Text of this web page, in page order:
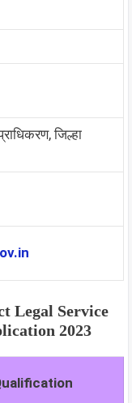
जिल्हा
Legal Service
2023